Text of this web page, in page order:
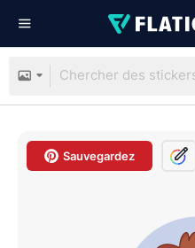
Sauvegardez